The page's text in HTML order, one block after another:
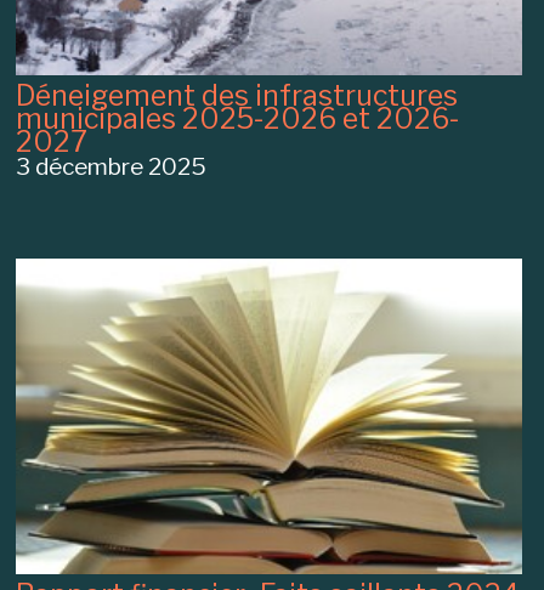
Déneigement des infrastructures
municipales 2025-2026 et 2026-
2027
3 décembre 2025